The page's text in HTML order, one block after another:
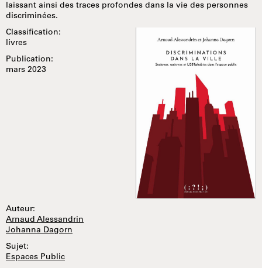
laissant ainsi des traces profondes dans la vie des personnes
discriminées.
Classification:
livres
Publication:
mars 2023
Auteur:
Arnaud Alessandrin
Johanna Dagorn
Sujet:
Espaces Public